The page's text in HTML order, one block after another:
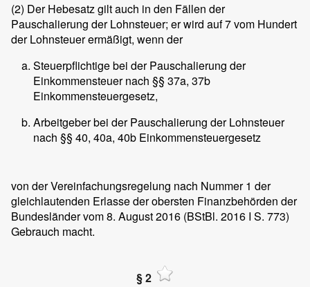
(2) Der Hebesatz gilt auch in den Fällen der
Pauschalierung der Lohnsteuer; er wird auf 7 vom Hundert
der Lohnsteuer ermäßigt, wenn der
Steuerpflichtige bei der Pauschalierung der
Einkommensteuer nach §§ 37a, 37b
Einkommensteuergesetz,
Arbeitgeber bei der Pauschalierung der Lohnsteuer
nach §§ 40, 40a, 40b Einkommensteuergesetz
von der Vereinfachungsregelung nach Nummer 1 der
gleichlautenden Erlasse der obersten Finanzbehörden der
Bundesländer vom 8. August 2016 (BStBl. 2016 I S. 773)
Gebrauch macht.
§ 2